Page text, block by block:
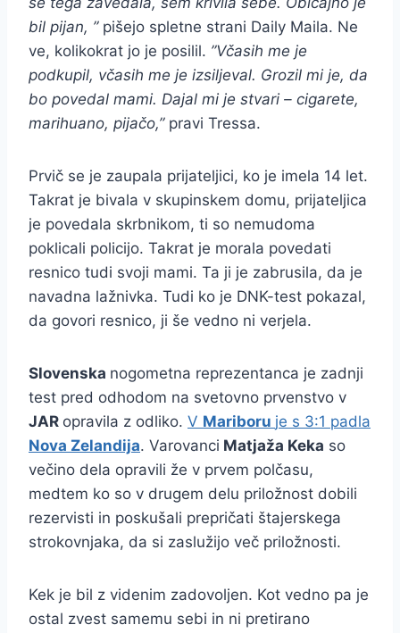
bil pijan, ” pišejo spletne strani Daily Maila. Ne
ve, kolikokrat jo je posilil. ”Včasih me je
podkupil, včasih me je izsiljeval. Grozil mi je, da
bo povedal mami. Dajal mi je stvari – cigarete,
marihuano, pijačo,”pravi Tressa.
Prvič se je zaupala prijateljici, ko je imela 14 let.
Takrat je bivala v skupinskem domu, prijateljica
je povedala skrbnikom, ti so nemudoma
poklicali policijo. Takrat je morala povedati
resnico tudi svoji mami. Ta ji je zabrusila, da je
navadna lažnivka. Tudi ko je DNK-test pokazal,
da govori resnico, ji še vedno ni verjela.
Slovenska nogometna reprezentanca je zadnji
test pred odhodom na svetovno prvenstvo v
JAR opravila z odliko. V Mariboru je s 3:1 padla
Nova Zelandija. Varovanci Matjaža Keka so
večino dela opravili že v prvem polčasu,
medtem ko so v drugem delu priložnost dobili
rezervisti in poskušali prepričati štajerskega
strokovnjaka, da si zaslužijo več priložnosti.
Kek je bil z videnim zadovoljen. Kot vedno pa je
ostal zvest samemu sebi in ni pretirano